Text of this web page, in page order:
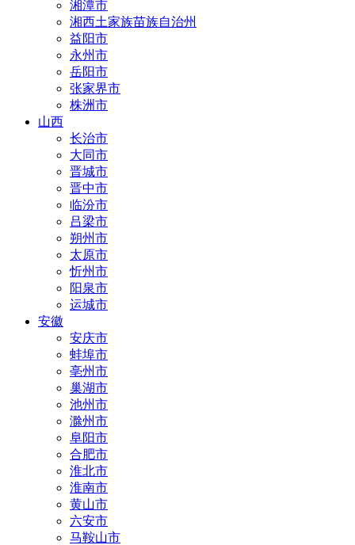
湘潭市
湘西土家族苗族自治州
益阳市
永州市
岳阳市
张家界市
株洲市
山西
长治市
大同市
晋城市
晋中市
临汾市
吕梁市
朔州市
太原市
忻州市
阳泉市
运城市
安徽
安庆市
蚌埠市
亳州市
巢湖市
池州市
滁州市
阜阳市
合肥市
淮北市
淮南市
黄山市
六安市
马鞍山市